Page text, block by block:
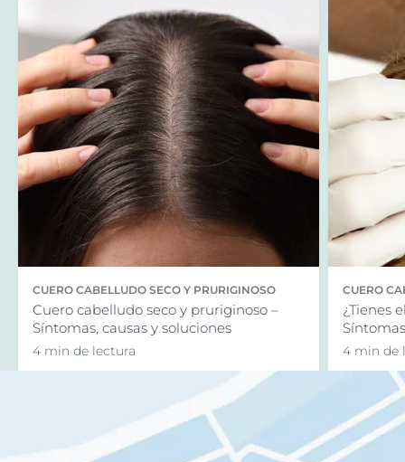
CUERO CABELLUDO SECO Y PRURIGINOSO
Cuero cabelludo seco y pruriginoso –
Síntomas, causas y soluciones
4 min de lectura
CUERO
¿Tienes
4 min de